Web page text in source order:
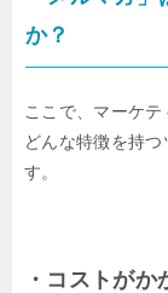
か？
ここで、マーケ
どんな特徴を持
す。
・コストがか